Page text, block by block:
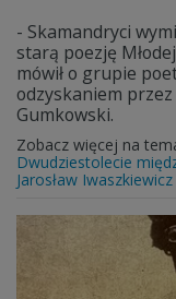
- Skamandryci
starą poezję
mówił o grupie
odzyskaniem
Gumkowski.
Zobacz więcej na
Dwudziestolecie
Jarosław Iwaszkiewicz